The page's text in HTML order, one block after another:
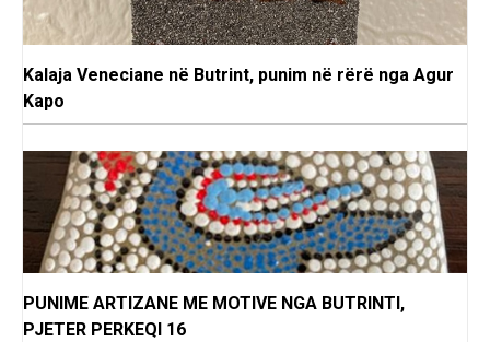
Kalaja Veneciane në Butrint, punim në rërë nga Agur
Kapo
PUNIME ARTIZANE ME MOTIVE NGA BUTRINTI,
PJETER PERKEQI 16